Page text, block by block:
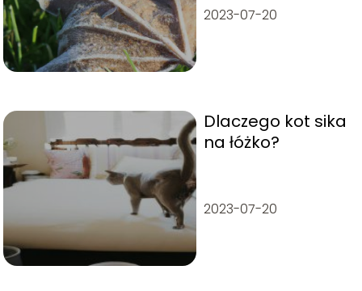
2023-07-20
Dlaczego kot sika
na łóżko?
2023-07-20